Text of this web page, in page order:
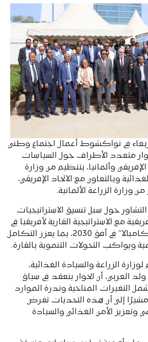
في نواكشوط أعمال اجتماع وطني
متعدد الأطراف حول السياسات
الإفريقي وألمانيا، بتنظيم من وزارة
وبالتعاون مع الاتحاد الإفريقي،
وزارة الزراعة الألمانية.
حول سبل تنسيق الاستراتيجيات
مع الاستراتيجية القارية لأفريقيا في
أفق 2063 ونداء “كامبالا” في أفق 2030، بما يعزز التكامل
ويواكب التحولات التنموية بالقارة.
الزراعة والسيادة الغذائية،
العربي، أن الحوار ينعقد في سياق
التغيرات المناخية وندرة الموارد
مشيرًا إلى أن هذه التحديات تفرض
وتعزيز الأمن الغذائي والسيادة